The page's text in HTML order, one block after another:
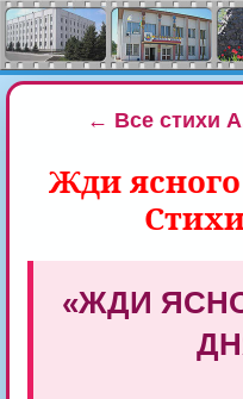
← Все стихи
Жди
«ЖДИ